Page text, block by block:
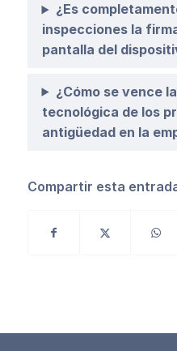
¿Es
inspecciones la
pantalla del
¿Cómo se vence
tecnológica de los
antigüedad en la
Compartir esta